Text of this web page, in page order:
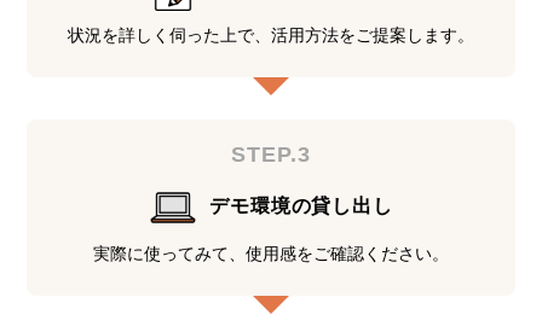
状況を詳しく伺った上で、活用方法をご提案します。
STEP.3
デモ環境の貸し出し
実際に使ってみて、使用感をご確認ください。